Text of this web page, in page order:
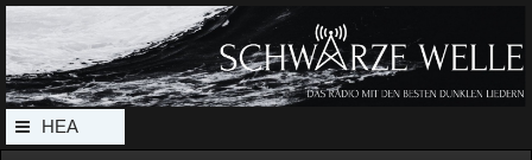
Radio Schwarze Welle Forum
Das Radio mit den Besten Dunklen Liedern
HEA